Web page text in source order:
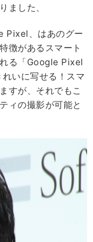
ました、
Pixel、はあのグー
徴があるスマート
る「Google Pixel
いに写せる！スマ
すが、それでもこ
ィの撮影が可能と